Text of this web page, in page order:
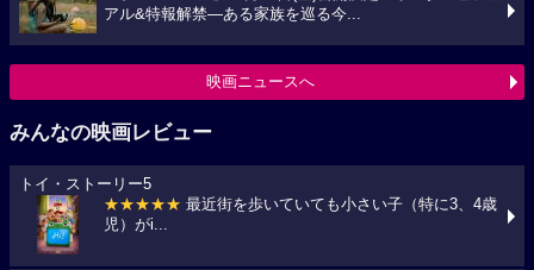
アル&特報解禁―ある家族を巡る今...
映画ニュースへ
みんなの映画レビュー
トイ・ストーリー5
★★★★★ 最近街を歩いていても小さい子（特に3、4歳
児）がi...